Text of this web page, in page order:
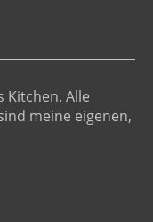
Kitchen. Alle
meine eigenen,